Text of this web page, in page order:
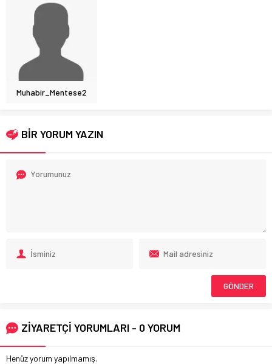
Muhabir_Mentese2
BİR YORUM YAZIN
ZİYARETÇİ YORUMLARI - 0 YORUM
Henüz yorum yapılmamış.